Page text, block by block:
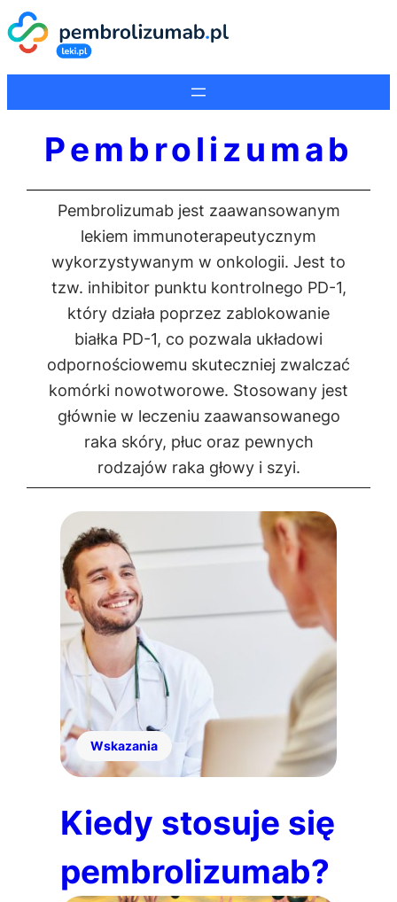
Pembrolizumab
Pembrolizumab jest zaawansowanym
lekiem immunoterapeutycznym
wykorzystywanym w onkologii. Jest to
tzw. inhibitor punktu kontrolnego PD-1,
który działa poprzez zablokowanie
białka PD-1, co pozwala układowi
odpornościowemu skuteczniej zwalczać
komórki nowotworowe. Stosowany jest
głównie w leczeniu zaawansowanego
raka skóry, płuc oraz pewnych
rodzajów raka głowy i szyi.
Wskazania
Kiedy stosuje się
pembrolizumab?